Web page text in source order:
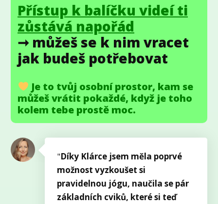
Přístup k balíčku videí ti
zůstává napořád
➞ můžeš se k nim vracet
jak budeš potřebovat
Je to tvůj osobní prostor, kam se
můžeš vrátit pokaždé, když je toho
kolem tebe prostě moc.
"Díky Klárce jsem měla poprvé
možnost vyzkoušet si
pravidelnou jógu, naučila se pár
základních cviků, které si teď